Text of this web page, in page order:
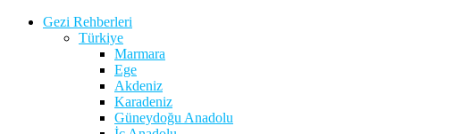
Gezi Rehberleri
Türkiye
Marmara
Ege
Akdeniz
Karadeniz
Güneydoğu Anadolu